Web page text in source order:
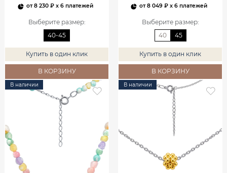
от8 230 ₽ x 6 платежей
Выберите размер:
40-45
Купить в один клик
В КОРЗИНУ
от8 049 ₽ x 6 платежей
Выберите размер:
40
45
Купить в один клик
В КОРЗИНУ
В наличии В наличии